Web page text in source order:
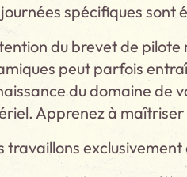
spécifiques sont
du brevet de
peut parfois
du domaine de
Apprenez à
travaillons